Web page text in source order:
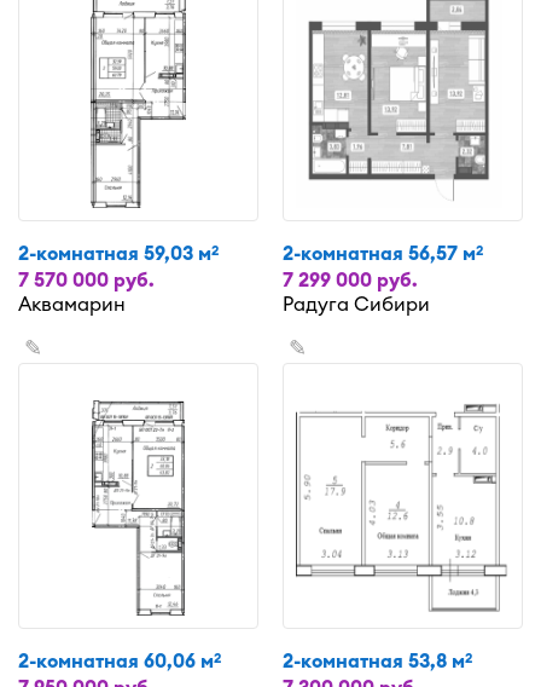
2-комнатная 59,03 м2
7 570 000 руб.
Аквамарин
2-комнатная 56,57 м2
7 299 000 руб.
Радуга Сибири
✎
2-комнатная 60,06 м2
✎
2-комнатная 53,8 м2